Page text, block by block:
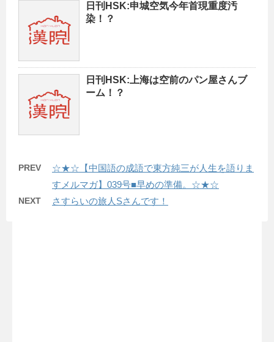
日刊HSK:申城空気今年首現重度汚
染！？
日刊HSK:上海は空前のパン屋さんブ
ーム！？
PREV
☆★☆【中国語の成語で東方純三が人生を語りま
すメルマガ】039号■早めの準備。☆★☆
NEXT さすらいの旅人Sさんです！